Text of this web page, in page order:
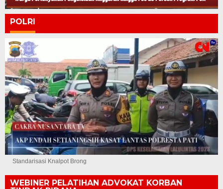
POLRI
Standarisasi Knalpot Brong
WEBINER PELATIHAN ADVOKAT KORBAN